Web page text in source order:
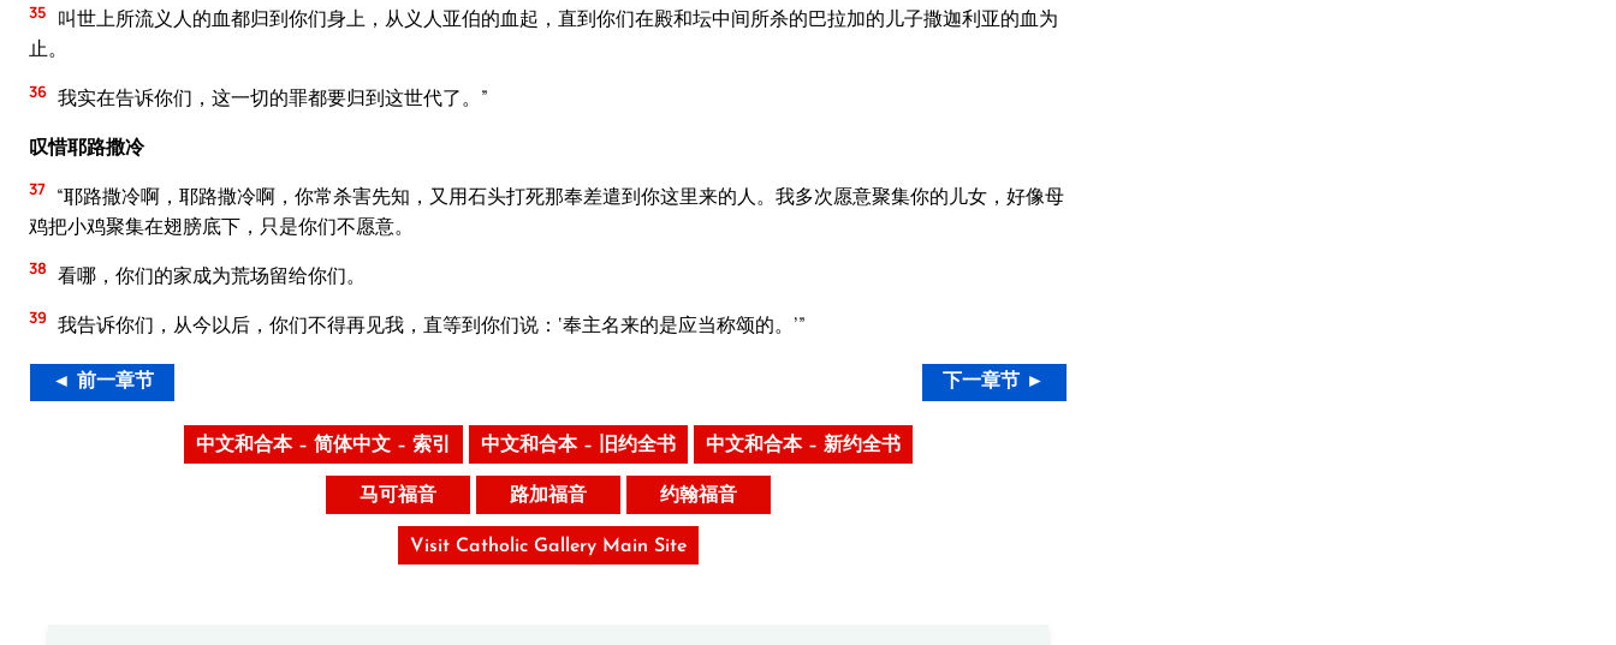
35
叫世上所流义人的血都归到你们身上，从义人亚伯的血起，直到你们在殿和坛中间所杀的巴拉加的儿子撒迦利亚的血为
止。
36 我实在告诉你们，这一切的罪都要归到这世代了。”
叹惜耶路撒冷
37 “耶路撒冷啊，耶路撒冷啊，你常杀害先知，又用石头打死那奉差遣到你这里来的人。我多次愿意聚集你的儿女，好像母
鸡把小鸡聚集在翅膀底下，只是你们不愿意。
38 看哪，你们的家成为荒场留给你们。
39 我告诉你们，从今以后，你们不得再见我，直等到你们说：‘奉主名来的是应当称颂的。’”
◄ 前一章节 下一章节 ►
中文和合本 – 简体中文 – 索引 中文和合本 – 旧约全书 中文和合本 – 新约全书
马可福音 路加福音 约翰福音
Visit Catholic Gallery Main Site